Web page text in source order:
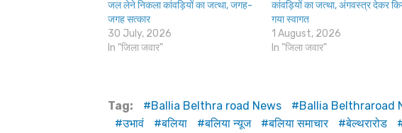
जल लेने निकला कांवड़ियों का जत्था, जगह-
जगह सत्कार
30 July, 2026
In "जिला जवार"
कांवड़ियों का जत्था, अंगवस्त्र देकर
गया स्वागत
1 August, 2026
In "जिला जवार"
Tag: Ballia Belthra road News Ballia Belthraroad
उभावं
बलिया बलिया न्यूज बलिया समाचार बेल्थरारोड